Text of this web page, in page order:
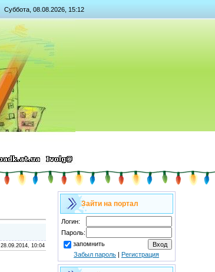
Суббота, 08.08.2026, 15:12
28.09.2014, 10:04
Зайти на портал
Логин:
Пароль:
запомнить
Забыл пароль | Регистрация